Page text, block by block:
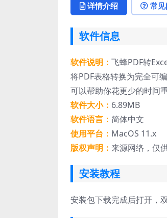
详情介绍 常
软件信息
软件说明： 飞蜂PDF转
将PDF表格转换为完全可
可以帮助你花更少的时间
软件大小： 6.89MB
软件语言： 简体中文
使用平台： MacOS 11.x
版权声明： 来源网络，仅
安装教程
安装包下载完成后打开，